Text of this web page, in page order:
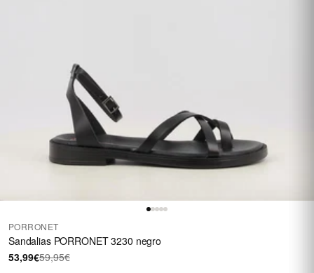
PORRONET
Sandalias PORRONET 3230 negro
53,99€59,95€